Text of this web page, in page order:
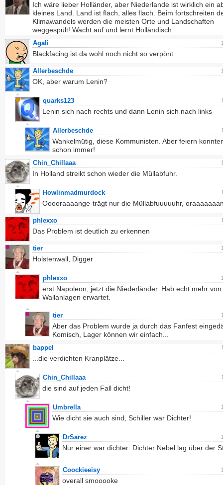
Ich wäre lieber Holländer, aber Niederlande ist wirklich ein
kleines Land. Land ist flach, alles flach. Beim fortschreiten
Klimawandels werden die meisten Orte und Landschaften
weggespült! Wacht auf und lernt Holländisch.
Agali
Blackfacing ist da wohl noch nicht so verpönt
Allerbeschde
OK, aber warum Lenin?
quarks123
Lenin sich nach rechts und dann Lenin sich nach links
Allerbeschde
Wankelmütig, diese Kommunisten. Aber feiern
schon immer!
Chin_Chillaaa
In Holland streikt schon wieder die Müllabfuhr.
Howlinmadmurdock
Ooooraaaange-trägt nur die Müllabfuuuuuhr,
phlexxo
Das Problem ist deutlich zu erkennen
tier
Holstenwall, Digger
phlexxo
erst Napoleon, jetzt die Niederländer. Hab echt mehr
Wallanlagen erwartet.
tier
Aber das Problem wurde ja durch das Fanfest
Komisch, Lager können wir einfach...
bappel
...die verdichten Kranplätze...
Chin_Chillaaa
die sind auf jeden Fall dicht!
Umbrella
Wie dicht sie auch sind, Schiller war Dichter!
DrSarez
Nur einer war dichter: Dichter Nebel lag über der
Coockieeisy
overall smooooke